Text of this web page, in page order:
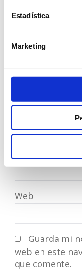
Estadística
Marketing
Nombre*
Correo
Web
Guarda mi
web en este
que comente.